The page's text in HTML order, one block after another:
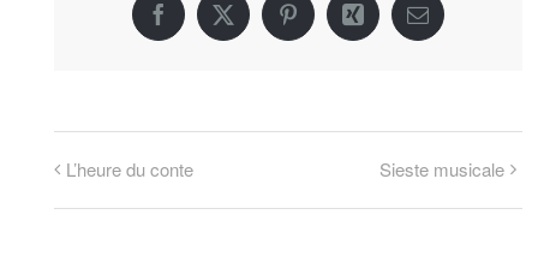
Facebook
X PinterestXing Email
L’heure du conte Sieste musicale